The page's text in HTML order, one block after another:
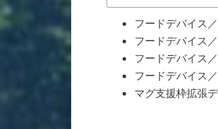
フードデバイス
フードデバイス
フードデバイス
フードデバイス
マグ支援枠拡張